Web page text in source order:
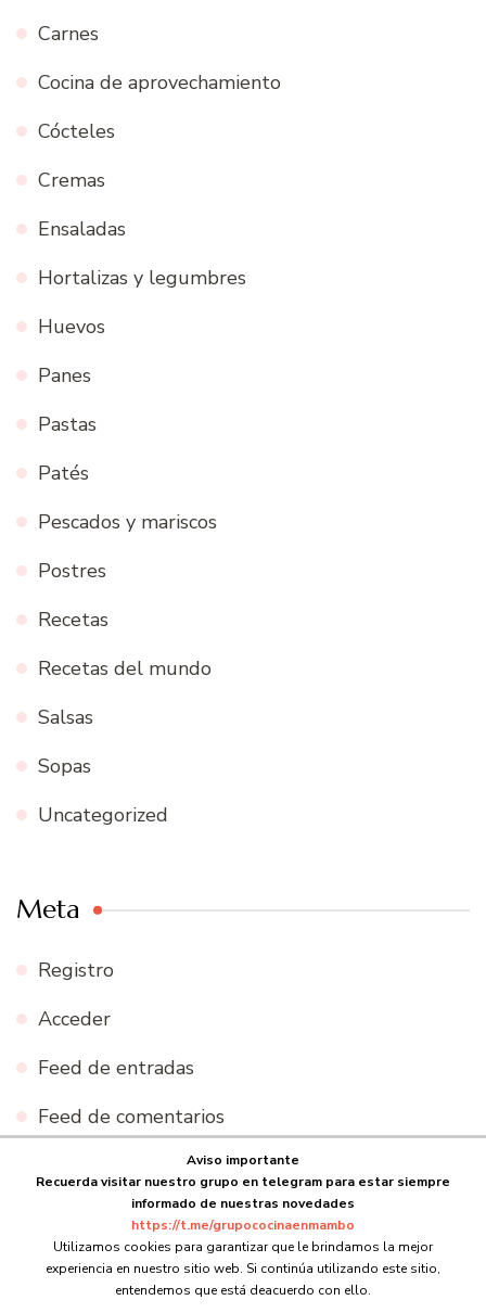
Carnes
Cocina de aprovechamiento
Cócteles
Cremas
Ensaladas
Hortalizas y legumbres
Huevos
Panes
Pastas
Patés
Pescados y mariscos
Postres
Recetas
Recetas del mundo
Salsas
Sopas
Uncategorized
Meta
Registro
Acceder
Feed de entradas
Feed de comentarios
© Copyright 2026Cocina en Mambo. Todos los derechos
Aviso importante
Recuerda visitar nuestro grupo en telegram para estar siempre
informado de nuestras novedades
https://t.me/grupococinaenmambo
Utilizamos cookies para garantizar que le brindamos la mejor
experiencia en nuestro sitio web. Si continúa utilizando este sitio,
entendemos que está deacuerdo con ello.